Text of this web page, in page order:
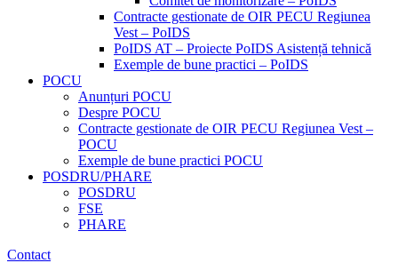
Contracte gestionate de OIR PECU Regiunea
Vest – PoIDS
PoIDS AT – Proiecte PoIDS Asistență tehnică
Exemple de bune practici – PoIDS
POCU
Anunțuri POCU
Despre POCU
Contracte gestionate de OIR PECU Regiunea Vest –
POCU
Exemple de bune practici POCU
POSDRU/PHARE
POSDRU
FSE
PHARE
Contact